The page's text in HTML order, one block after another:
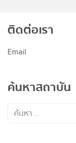
ติดต่อเรา
Email
ค้นหาสถาบัน
ค้นหา